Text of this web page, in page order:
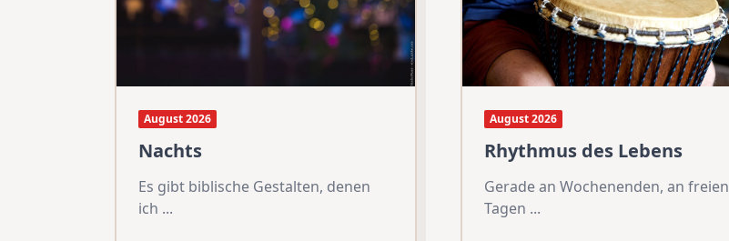
August 2026
Nachts
Es gibt biblische Gestalten, denen
ich ...
August 2026
Rhythmus des Lebens
Gerade an Wochenenden, an freien
Tagen ...